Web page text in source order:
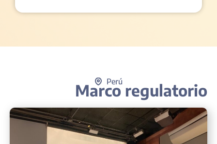
Perú
Marco regulatorio